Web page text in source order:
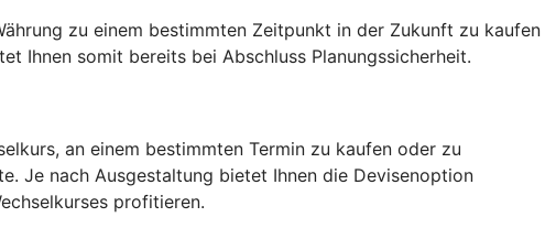
zu einem bestimmten Zeitpunkt in der Zukunft zu kaufen
Ihnen somit bereits bei Abschluss Planungssicherheit.
an einem bestimmten Termin zu kaufen oder zu
Je nach Ausgestaltung bietet Ihnen die Devisenoption
profitieren.